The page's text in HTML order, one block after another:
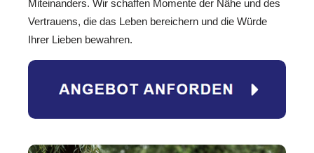
Miteinanders. Wir schaffen Momente der Nähe und des
Vertrauens, die das Leben bereichern und die Würde
Ihrer Lieben bewahren.